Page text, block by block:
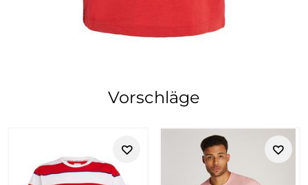
Vorschläge